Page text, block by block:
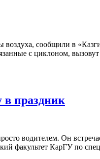
сообщили в
с циклоном,
в праздник
водителем. Он
факультет КарГУ по